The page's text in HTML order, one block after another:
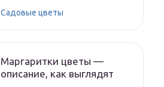
Садовые цветы
Маргаритки цветы —
описание, как выглядят